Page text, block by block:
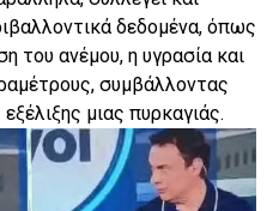
δεδομένα, όπως
του ανέμου, η υγρασία και
συμβάλλοντας
μιας πυρκαγιάς.